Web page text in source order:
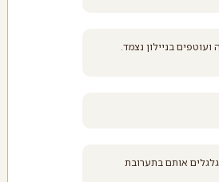
ועוטפים בניילון נצמד.
בחמאה ואז מגלגלים אותם בתערובת